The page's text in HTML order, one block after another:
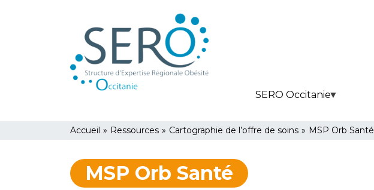
SERO Occitanie
You
are
here
Accueil » Ressources » Cartographie de l’offre de soins » MSP Orb Santé
MSP Orb Santé